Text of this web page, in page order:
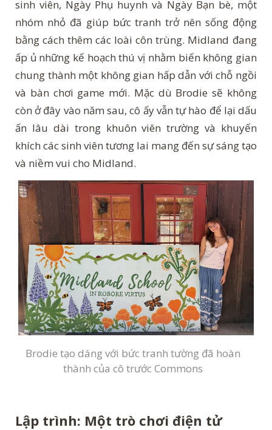
sinh viên, Ngày Phụ huynh và Ngày Bạn bè, một
nhóm nhỏ đã giúp bức tranh trở nên sống động
bằng cách thêm các loài côn trùng. Midland đang
ấp ủ những kế hoạch thú vị nhằm biến không gian
chung thành một không gian hấp dẫn với chỗ ngồi
và bàn chơi game mới. Mặc dù Brodie sẽ không
còn ở đây vào năm sau, cô ấy vẫn tự hào để lại dấu
ấn lâu dài trong khuôn viên trường và khuyến
khích các sinh viên tương lai mang đến sự sáng tạo
và niềm vui cho Midland.
Brodie tạo dáng với bức tranh tường đã hoàn
thành của cô trước Commons
Lập trình: Một trò chơi điện tử